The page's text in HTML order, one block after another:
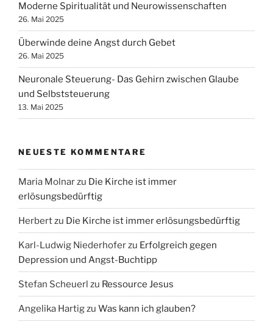
Moderne Spiritualität und Neurowissenschaften
26. Mai 2025
Überwinde deine Angst durch Gebet
26. Mai 2025
Neuronale Steuerung- Das Gehirn zwischen Glaube
und Selbststeuerung
13. Mai 2025
NEUESTE KOMMENTARE
Maria Molnarzu Die Kirche ist immer
erlösungsbedürftig
Herbertzu Die Kirche ist immer erlösungsbedürftig
Karl-Ludwig Niederhoferzu Erfolgreich gegen
Depression und Angst-Buchtipp
Stefan Scheuerl zu Ressource Jesus
Angelika Hartigzu Was kann ich glauben?